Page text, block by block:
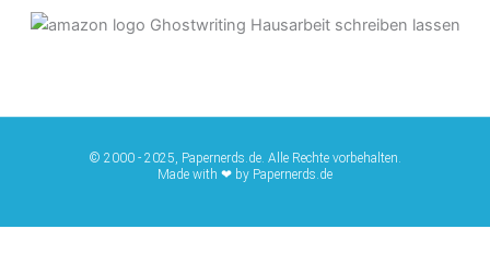
© 2000 - 2025, Papernerds.de. Alle Rechte vorbehalten.
Made with ❤ by Papernerds.de